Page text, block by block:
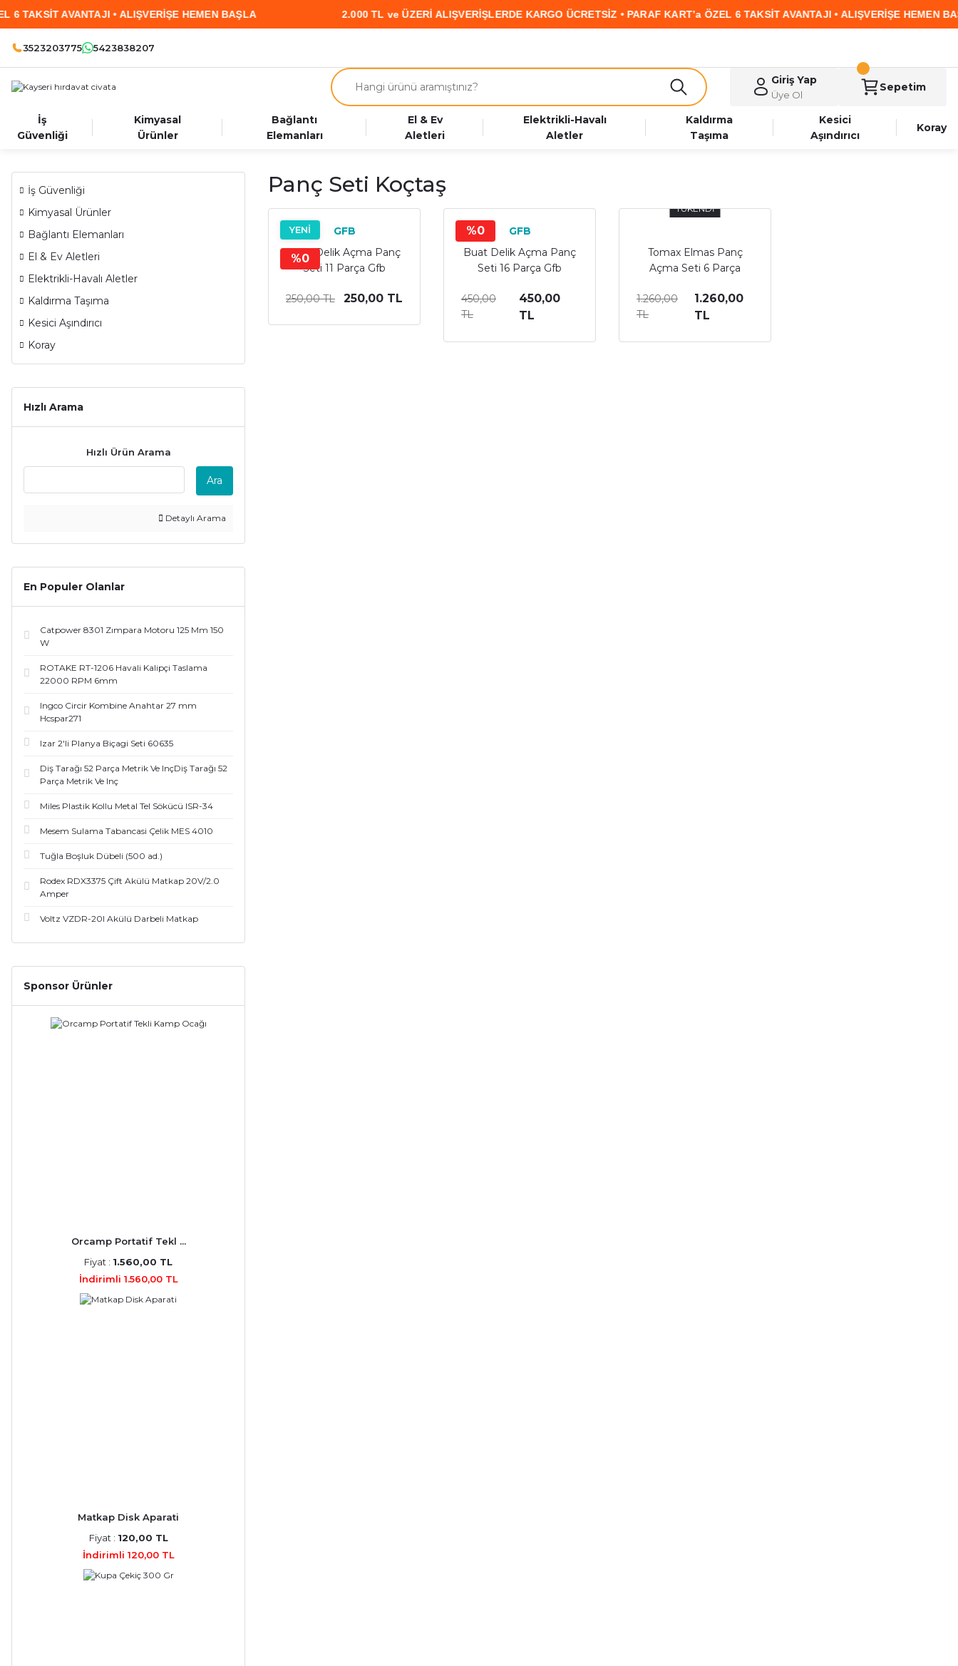
• ALIŞVERİŞE HEMEN BAŞLA 2.000 TL ve ÜZERİ ALIŞVERİŞLERDE KARGO ÜCRETSİZ • PARAF KART’a ÖZEL 6 TAKSİT AVANTAJI • ALIŞVERİŞE HEMEN BAŞLA
3523203775 5423838207
Giriş Yap
Üye Ol
Sepetim
İş
Güvenliği
Kimyasal
Ürünler
Bağlantı
Elemanları
El & Ev
Aletleri
Elektrikli-Havalı
Aletler
Kaldırma
Taşıma
Kesici
Aşındırıcı
Koray
İş Güvenliği
Kimyasal Ürünler
Bağlantı Elemanları
El & Ev Aletleri
Elektrikli-Havalı Aletler
Kaldırma Taşıma
Kesici Aşındırıcı
Koray
Hızlı Arama
Hızlı Ürün Arama
Ara
Detaylı Arama
En Populer Olanlar
Catpower 8301 Zımpara Motoru 125 Mm 150
W
ROTAKE RT-1206 Havali Kalipçi Taslama
22000 RPM 6mm
Ingco Circir Kombine Anahtar 27 mm
Hcspar271
Izar 2'li Planya Biçagi Seti 60635
Diş Tarağı 52 Parça Metrik Ve InçDiş Tarağı 52
Parça Metrik Ve Inç
Miles Plastik Kollu Metal Tel Sökücü ISR-34
Mesem Sulama Tabancasi Çelik MES 4010
Tuğla Boşluk Dübeli (500 ad.)
Rodex RDX3375 Çift Akülü Matkap 20V/2.0
Amper
Voltz VZDR-20I Akülü Darbeli Matkap
Sponsor Ürünler
Orcamp Portatif Tekl ...
Fiyat : 1.560,00 TL
İndirimli 1.560,00 TL
Matkap Disk Aparati
Fiyat : 120,00 TL
İndirimli 120,00 TL
Panç Seti Koçtaş
YENİ
%0
GFB
Buat Delik Açma Panç
Seti 11 Parça Gfb
250,00 TL 250,00 TL
%0
GFB
Buat Delik Açma Panç
Seti 16 Parça Gfb
450,00
TL
450,00
TL
TÜKENDİ
Tomax Elmas Panç
Açma Seti 6 Parça
1.260,00
TL
1.260,00
TL